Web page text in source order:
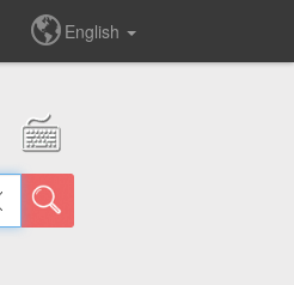
English